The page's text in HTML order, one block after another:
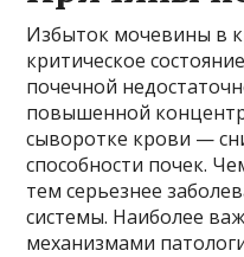
Избыток мочевины в
критическое
почечной
повышенной
сыворотке крови —
способности почек.
тем серьезнее
системы. Наиболее
механизмами